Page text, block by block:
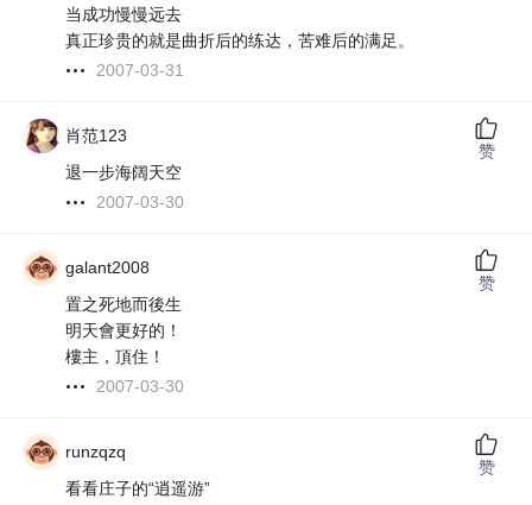
当成功慢慢远去
真正珍贵的就是曲折后的练达，苦难后的满足。
2007-03-31
肖范123
退一步海阔天空
2007-03-30
赞
galant2008
置之死地而後生
明天會更好的！
樓主，頂住！
2007-03-30
赞
runzqzq
看看庄子的“逍遥游”
赞